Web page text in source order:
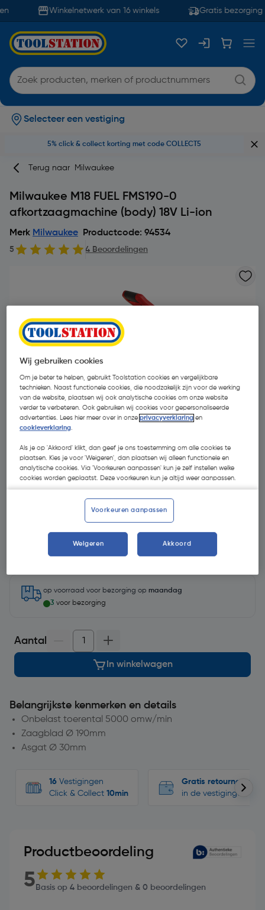
Winkelnetwerk van 16 winkels Gratis bezorging
Selecteer een vestiging
5% click & collect korting met code COLLECT5
Terug naar Milwaukee
Milwaukee M18 FUEL FMS190-0
afkortzaagmachine (body) 18V Li-ion
Merk Milwaukee Productcode: 94534
5 4 Beoordelingen
€ 644,20| Excl. btw € 532,40
Selecteer winkel - Bekijk voorraadniveaus en haal binnen 10
minuten op
Selecteer vestiging
op voorraad voor bezorging op maandag
3 voor bezorging
Aantal
In winkelwagen
Belangrijkste kenmerken en details
Onbelast toerental 5000 omw/min
Zaagblad Ø 190mm
Asgat Ø 30mm
16 Vestigingen
Click & Collect 10min
Gratis retourneren
in de vestigingen
Productbeoordeling
5 Basis op 4 beoordelingen & 0 beoordelingen
Wij gebruiken cookies
Om je beter te helpen, gebruikt Toolstation cookies en vergelijkbare
technieken. Naast functionele cookies, die noodzakelijk zijn voor de werking
van de website, plaatsen wij ook analytische cookies om onze website
verder te verbeteren. Ook gebruiken wij cookies voor gepersonaliseerde
advertenties. Lees hier meer over in onzeprivacyverklaring en
cookieverklaring.
Als je op 'Akkoord' klikt, dan geef je ons toestemming om alle cookies te
plaatsen. Kies je voor 'Weigeren', dan plaatsen wij alleen functionele en
analytische cookies. Via 'Voorkeuren aanpassen' kun je zelf instellen welke
cookies worden geplaatst. Deze voorkeuren kun je altijd weer aanpassen.
Voorkeuren aanpassen
Weigeren Akkoord